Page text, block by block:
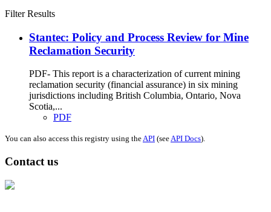
Filter Results
Stantec: Policy and Process Review for Mine
Reclamation Security
PDF- This report is a characterization of current mining
reclamation security (financial assurance) in six mining
jurisdictions including British Columbia, Ontario, Nova
Scotia,...
PDF
You can also access this registry using theAPI (seeAPI Docs).
Contact us